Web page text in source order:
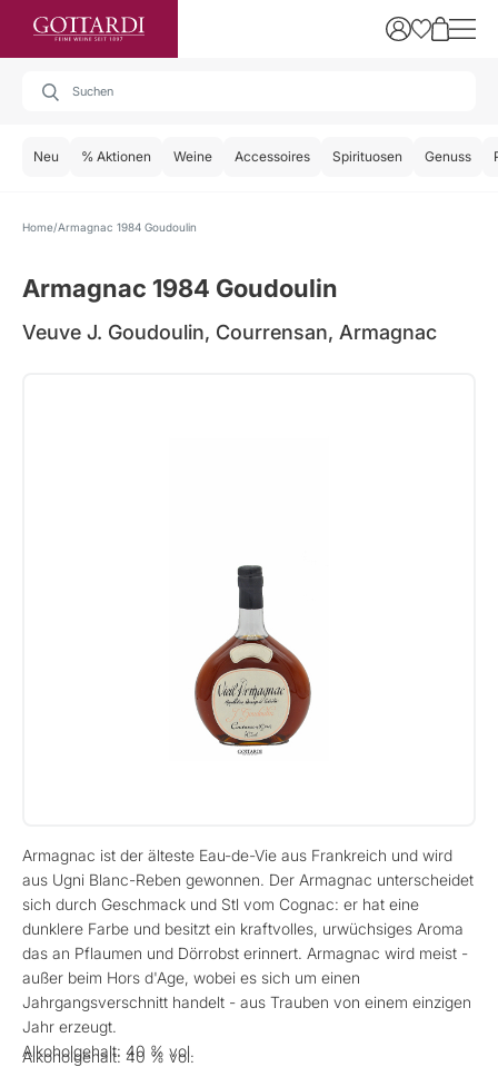
Neu % Aktionen Weine Accessoires Spirituosen Genuss
Home Armagnac 1984 Goudoulin
Armagnac 1984 Goudoulin
Veuve J. Goudoulin, Courrensan, Armagnac
Armagnac ist der älteste Eau-de-Vie aus Frankreich und wird
aus Ugni Blanc-Reben gewonnen. Der Armagnac unterscheidet
sich durch Geschmack und Stl vom Cognac: er hat eine
dunklere Farbe und besitzt ein kraftvolles, urwüchsiges Aroma
das an Pflaumen und Dörrobst erinnert. Armagnac wird meist -
außer beim Hors d'Age, wobei es sich um einen
Jahrgangsverschnitt handelt - aus Trauben von einem einzigen
Jahr erzeugt.
Alkoholgehalt: 40 % vol.
Alkoholgehalt: 40 % vol.